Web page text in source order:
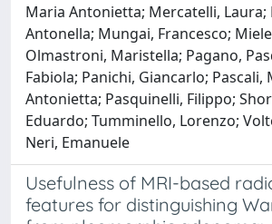
Maria Antonietta; Mercatelli, Laura;
Antonella; Mungai, Francesco;
Olmastroni, Maristella; Pagano,
Fabiola; Panichi, Giancarlo; Pascali,
Antonietta; Pasquinelli, Filippo;
Eduardo; Tumminello, Lorenzo;
Neri, Emanuele
Usefulness of MRI-based
features for distinguishing